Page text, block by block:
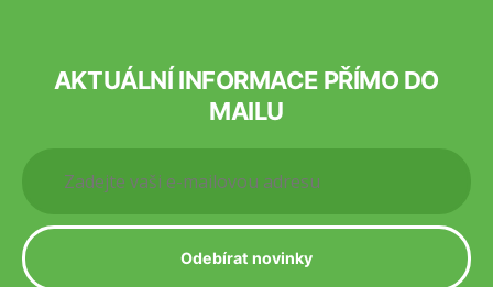
AKTUÁLNÍ INFORMACE PŘÍMO DO
MAILU